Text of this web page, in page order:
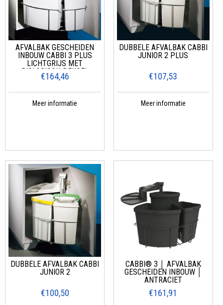
AFVALBAK GESCHEIDEN
INBOUW CABBI 3 PLUS
LICHTGRIJS MET
BIOLOGISCH DEKSEL
€164,46
Meer informatie
DUBBELE AFVALBAK CABBI
JUNIOR 2 PLUS
€107,53
Meer informatie
DUBBELE AFVALBAK CABBI
JUNIOR 2
€100,50
CABBI® 3 │ AFVALBAK
GESCHEIDEN INBOUW │
ANTRACIET
€161,91